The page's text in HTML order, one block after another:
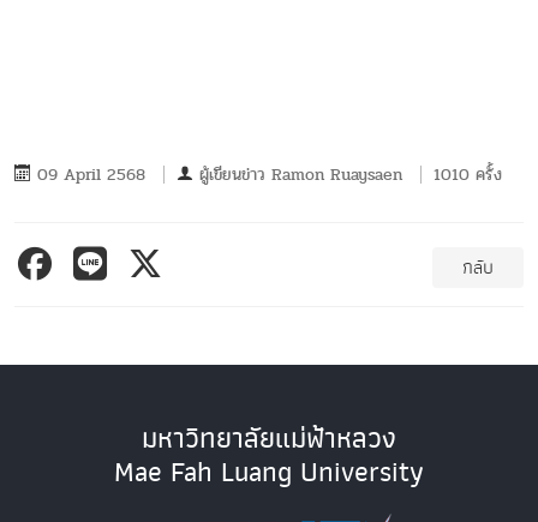
09 April 2568 ผู้เขียนข่าว Ramon Ruaysaen 1010 ครั้ง
กลับ
มหาวิทยาลัยแม่ฟ้าหลวง
Mae Fah Luang University